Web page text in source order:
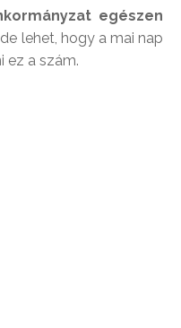
egészen
de lehet, hogy a mai nap
a szám.